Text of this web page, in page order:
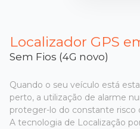
Localizador GPS
Sem Fios (4G novo)
Quando o seu veículo está
perto, a utilização de alarme
proteger-lo do constante risco
A tecnologia de Localização